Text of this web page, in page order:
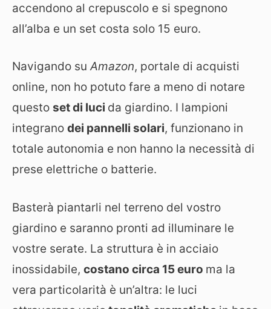
accendono al crepuscolo e si spegnono
all’alba e un set costa solo 15 euro.
Navigando suAmazon, portale di acquisti
online, non ho potuto fare a meno di notare
questo set di luci da giardino. I lampioni
integrano dei pannelli solari, funzionano in
totale autonomia e non hanno la necessità di
prese elettriche o batterie.
Basterà piantarli nel terreno del vostro
giardino e saranno pronti ad illuminare le
vostre serate. La struttura è in acciaio
inossidabile, costano circa 15 euro ma la
vera particolarità è un’altra: le luci